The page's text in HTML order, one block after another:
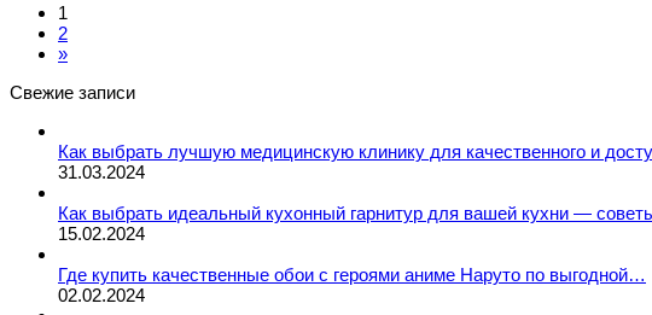
1
2
»
Свежие записи
Как выбрать лучшую медицинскую клинику для качественного и
31.03.2024
Как выбрать идеальный кухонный гарнитур для вашей кухни —
15.02.2024
Где купить качественные обои с героями аниме Наруто по выгодной…
02.02.2024